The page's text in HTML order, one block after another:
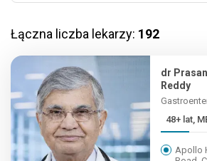
Łączna liczba lekarzy: 192
dr
Reddy
48+ lat,
Apollo